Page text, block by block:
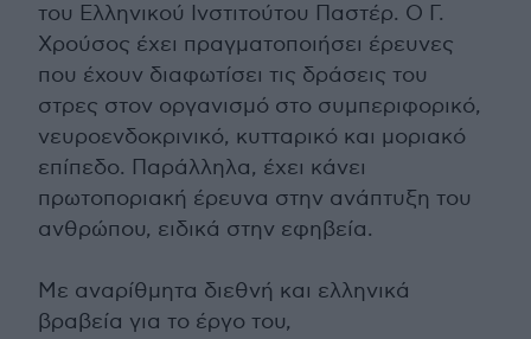
του Ελληνικού Ινστιτούτου Παστέρ. Ο Γ.
Χρούσος έχει πραγματοποιήσει έρευνες
που έχουν διαφωτίσει τις δράσεις του
στρες στον οργανισμό στο συμπεριφορικό,
νευροενδοκρινικό, κυτταρικό και μοριακό
επίπεδο. Παράλληλα, έχει κάνει
πρωτοποριακή έρευνα στην ανάπτυξη του
ανθρώπου, ειδικά στην εφηβεία.
Με αναρίθμητα διεθνή και ελληνικά
βραβεία για το έργο του,